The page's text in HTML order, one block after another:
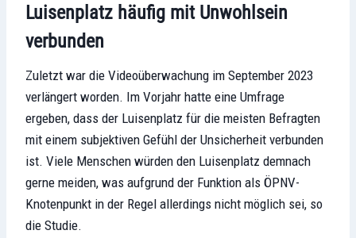
Luisenplatz häufig mit Unwohlsein
verbunden
Zuletzt war die Videoüberwachung im September 2023
verlängert worden. Im Vorjahr hatte eine Umfrage
ergeben, dass der Luisenplatz für die meisten Befragten
mit einem subjektiven Gefühl der Unsicherheit verbunden
ist. Viele Menschen würden den Luisenplatz demnach
gerne meiden, was aufgrund der Funktion als ÖPNV-
Knotenpunkt in der Regel allerdings nicht möglich sei, so
die Studie.